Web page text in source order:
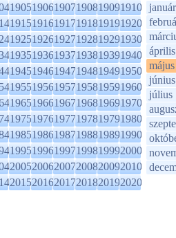
190519061907190819091910
191519161917191819191920
192519261927192819291930
193519361937193819391940
194519461947194819491950
195519561957195819591960
196519661967196819691970
197519761977197819791980
198519861987198819891990
199519961997199819992000
200520062007200820092010
201520162017201820192020
január
április
május
június
július